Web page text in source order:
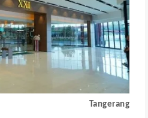
Tangerang